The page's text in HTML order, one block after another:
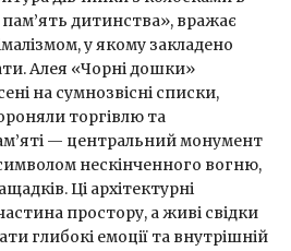
пам’ять дитинства», вражає
у якому закладено
Алея «Чорні дошки»
на сумнозвісні списки,
торгівлю та
— центральний монумент
нескінченного вогню,
Ці архітектурні
простору, а живі свідки
глибокі емоції та внутрішній